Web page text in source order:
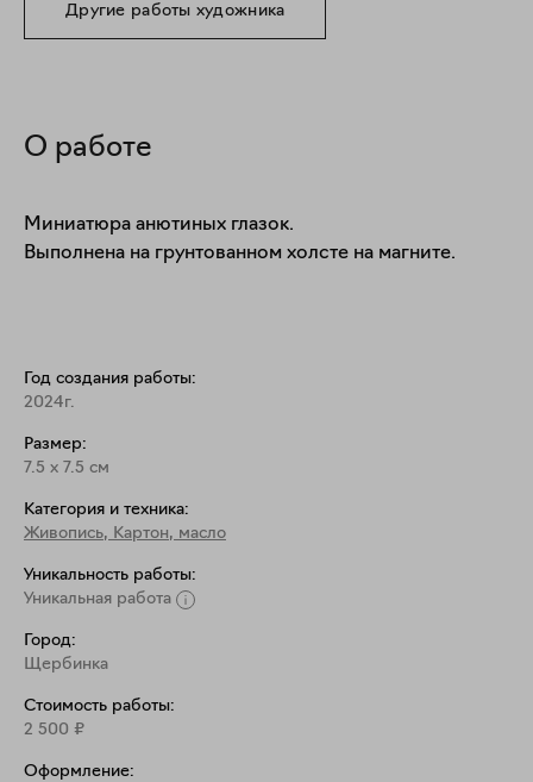
Другие работы художника
О работе
Миниатюра анютиных глазок.
Выполнена на грунтованном холсте на магните.
Год создания работы:
2024г.
Размер:
7.5 x 7.5 см
Категория и техника:
Живопись, Картон, масло
Уникальность работы:
Уникальная работа
Город:
Щербинка
Стоимость работы:
2 500 ₽
Оформление: